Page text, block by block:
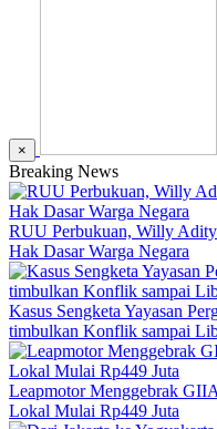
×
Breaking News
RUU Perbukuan, Willy
Hak Dasar Warga Negara
Kasus Sengketa Yayasan
timbulkan Konflik sampai
Leapmotor Menggebrak
Lokal Mulai Rp449 Juta